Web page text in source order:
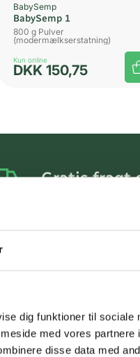
dig funktioner til sociale
med vores partnere
disse data med
BabySemp
BabySemp 1
800 g Pulver
(modermælkserstatning)
Kun online
DKK 150,75
Gratis fragt
Personlig
Hurtigt leveringen via